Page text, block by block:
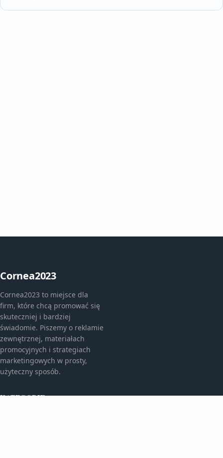
Cornea2023
Cornea2023 to miejsce dla
firm, które chcą promować się
skuteczniej i bardziej
świadomie. Piszemy o reklamie
zewnętrznej, materiałach
promocyjnych i strategiach
marketingowych w prosty,
użyteczny sposób.
KATEGORIE